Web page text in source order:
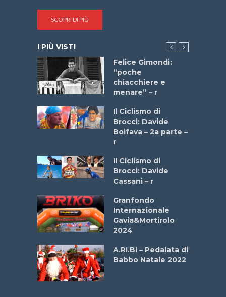
SCOPRI DI PIÙ
I PIÙ VISTI
Felice Gimondi:
“poche
chiacchiere e
menare” – r
Il Ciclismo di
Brocci: Davide
Boifava – 2a parte –
r
Il Ciclismo di
Brocci: Davide
Cassani – r
Granfondo
Internazionale
Gavia&Mortirolo
2024
A.RI.BI – Pedalata di
Babbo Natale 2022